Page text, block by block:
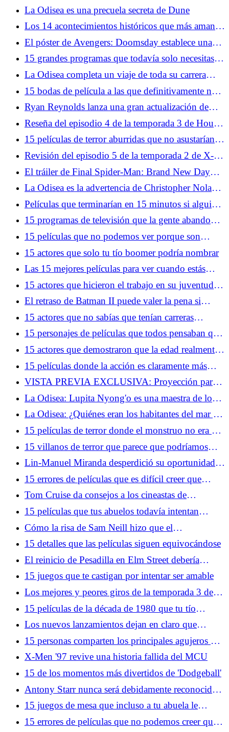
La Odisea es una precuela secreta de Dune
Los 14 acontecimientos históricos que más aman
los geeks
El póster de Avengers: Doomsday establece una
increíble historia de Doctor Strange
15 grandes programas que todavía solo necesitas
ver una vez
La Odisea completa un viaje de toda su carrera
hacia el mayor miedo de Christopher Nolan
15 bodas de película a las que definitivamente nos
opondríamos
Ryan Reynolds lanza una gran actualización de
Deadpool 4 y la mayor pista de los Vengadores
hasta el momento
Reseña del episodio 4 de la temporada 3 de House
of the Dragon: Los diarios de Tumbleton
15 películas de terror aburridas que no asustarían a
un gato
Revisión del episodio 5 de la temporada 2 de X-
Men '97: una breve parada en Arma X
El tráiler de Final Spider-Man: Brand New Day
confirma que Peter y MJ siempre serán el final del
juego
La Odisea es la advertencia de Christopher Nolan
sobre el inminente colapso de nuestro mundo
Películas que terminarían en 15 minutos si alguien
tuviera sentido común
15 programas de televisión que la gente abandonó
después de un solo episodio
15 películas que no podemos ver porque son
demasiado buenas
15 actores que solo tu tío boomer podría nombrar
Las 15 mejores películas para ver cuando estás
superando una ruptura
15 actores que hicieron el trabajo en su juventud y
en su vejez
El retraso de Batman II puede valer la pena si
conseguimos una obra maestra
15 actores que no sabías que tenían carreras
completamente diferentes
15 personajes de películas que todos pensaban que
eran los villanos... hasta que crecieron
15 actores que demostraron que la edad realmente
es solo un número
15 películas donde la acción es claramente más
importante que la trama
VISTA PREVIA EXCLUSIVA: Proyección para
fans de la temporada 2 de Dark Matter y obsequio
especial en la Comic-Con de San Diego
La Odisea: Lupita Nyong'o es una maestra de los
roles duales
La Odisea: ¿Quiénes eran los habitantes del mar y
por qué dan tanto miedo?
15 películas de terror donde el monstruo no era el
mayor problema
15 villanos de terror que parece que podríamos
haber combatido nosotros mismos
Lin-Manuel Miranda desperdició su oportunidad
de unirse al MCU, pero está de acuerdo con eso
15 errores de películas que es difícil creer que
hayan llegado al montaje final
Tom Cruise da consejos a los cineastas de
YouTube y Gen-Z
15 películas que tus abuelos todavía intentan
hacerte ver
Cómo la risa de Sam Neill hizo que el
metamomento más aterrador del cine fuera aún más
aterrador
15 detalles que las películas siguen equivocándose
El reinicio de Pesadilla en Elm Street debería
deshacerse de Freddy Krueger
15 juegos que te castigan por intentar ser amable
Los mejores y peores giros de la temporada 3 de
Silo se anulan entre sí
15 películas de la década de 1980 que tu tío
todavía intenta hacerte ver
Los nuevos lanzamientos dejan en claro que
Netflix tiene a YouTube en la mira
15 personas comparten los principales agujeros de
la trama de películas taquilleras
X-Men '97 revive una historia fallida del MCU
15 de los momentos más divertidos de 'Dodgeball'
Antony Starr nunca será debidamente reconocido
por su grandeza como Homelander
15 juegos de mesa que incluso a tu abuela le
encantaría jugar
15 errores de películas que no podemos creer que